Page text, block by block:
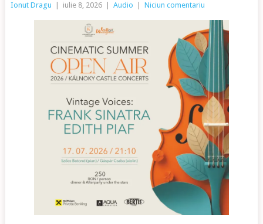
Ionut Dragu iulie 8, 2026 Audio Niciun comentariu